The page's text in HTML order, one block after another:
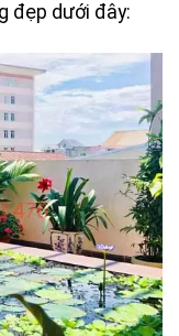
đẹp dưới đây: